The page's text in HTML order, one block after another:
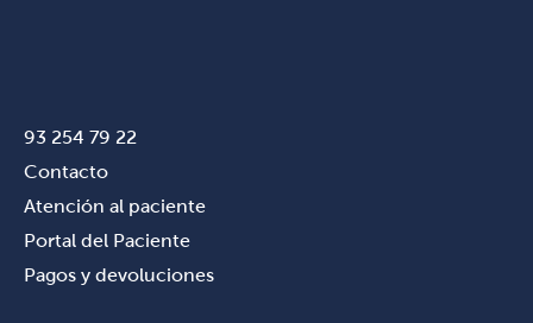
93 254 79 22
Contacto
Atención al paciente
Portal del Paciente
Pagos y devoluciones